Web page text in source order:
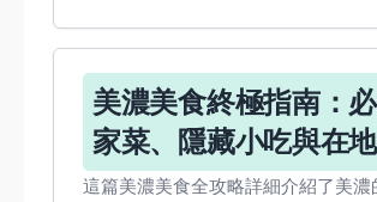
美濃美食終極指南：
家菜、隱藏小吃與在
這篇美濃美食全攻略詳細介紹了美濃